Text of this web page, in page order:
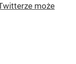
może